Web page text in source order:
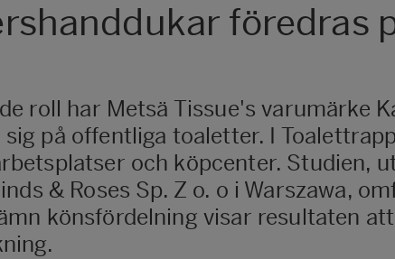
föredras
roll har Metsä Tissue's varumärke
på offentliga toaletter. I
och köpcenter. Studien,
& Roses Sp. Z o. o i Warszawa,
könsfördelning visar resultaten